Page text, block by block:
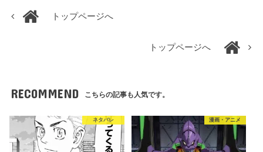
トップページへ
トップページへ
RECOMMEND こちらの記事も人気です。
ネタバレ 漫画・アニメ